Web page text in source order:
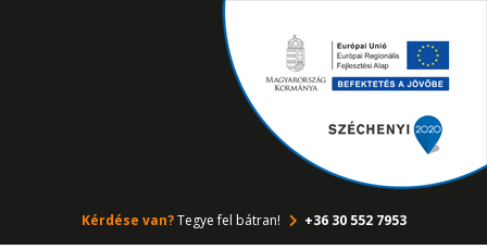
Kérdése van?Tegye fel bátran! +36 30 552 7953